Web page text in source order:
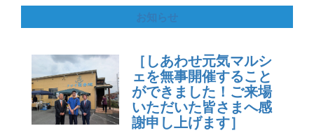
お知らせ
［しあわせ元気マルシ
ェを無事開催すること
ができました！ご来場
いただいた皆さまへ感
謝申し上げます］